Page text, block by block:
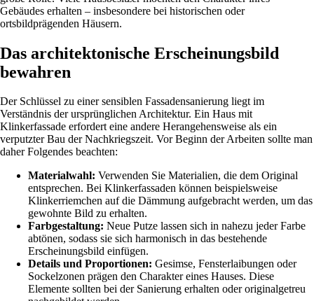
Gebäudes erhalten – insbesondere bei historischen oder
ortsbildprägenden Häusern.
Das architektonische Erscheinungsbild
bewahren
Der Schlüssel zu einer sensiblen Fassadensanierung liegt im
Verständnis der ursprünglichen Architektur. Ein Haus mit
Klinkerfassade erfordert eine andere Herangehensweise als ein
verputzter Bau der Nachkriegszeit. Vor Beginn der Arbeiten sollte man
daher Folgendes beachten:
Materialwahl: Verwenden Sie Materialien, die dem Original
entsprechen. Bei Klinkerfassaden können beispielsweise
Klinkerriemchen auf die Dämmung aufgebracht werden, um das
gewohnte Bild zu erhalten.
Farbgestaltung: Neue Putze lassen sich in nahezu jeder Farbe
abtönen, sodass sie sich harmonisch in das bestehende
Erscheinungsbild einfügen.
Details und Proportionen: Gesimse, Fensterlaibungen oder
Sockelzonen prägen den Charakter eines Hauses. Diese
Elemente sollten bei der Sanierung erhalten oder originalgetreu